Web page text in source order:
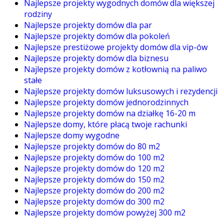
Najlepsze projekty wygodnych domów dla większej
rodziny
Najlepsze projekty domów dla par
Najlepsze projekty domów dla pokoleń
Najlepsze prestiżowe projekty domów dla vip-ów
Najlepsze projekty domów dla biznesu
Najlepsze projekty domów z kotłownią na paliwo
stałe
Najlepsze projekty domów luksusowych i rezydencji
Najlepsze projekty domów jednorodzinnych
Najlepsze projekty domów na działkę 16-20 m
Najlepsze domy, które płacą twoje rachunki
Najlepsze domy wygodne
Najlepsze projekty domów do 80 m2
Najlepsze projekty domów do 100 m2
Najlepsze projekty domów do 120 m2
Najlepsze projekty domów do 150 m2
Najlepsze projekty domów do 200 m2
Najlepsze projekty domów do 300 m2
Najlepsze projekty domów powyżej 300 m2